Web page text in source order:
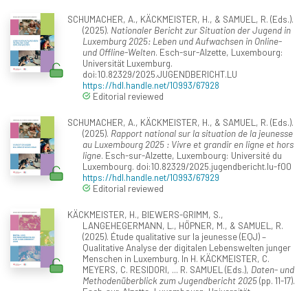
SCHUMACHER, A., KÄCKMEISTER, H., & SAMUEL, R. (Eds.).
(2025). Nationaler Bericht zur Situation der Jugend in
Luxemburg 2025: Leben und Aufwachsen in Online-
und Offline-Welten. Esch-sur-Alzette, Luxembourg:
Universität Luxemburg.
doi:10.82329/2025.JUGENDBERICHT.LU
https://hdl.handle.net/10993/67928
Editorial reviewed
SCHUMACHER, A., KÄCKMEISTER, H., & SAMUEL, R. (Eds.).
(2025). Rapport national sur la situation de la jeunesse
au Luxembourg 2025 : Vivre et grandir en ligne et hors
ligne. Esch-sur-Alzette, Luxembourg: Université du
Luxembourg. doi:10.82329/2025.jugendbericht.lu-f00
https://hdl.handle.net/10993/67929
Editorial reviewed
KÄCKMEISTER, H., BIEWERS-GRIMM, S.,
LANGEHEGERMANN, L., HÖPNER, M., & SAMUEL, R.
(2025). Étude qualitative sur la jeunesse (EQJ) –
Qualitative Analyse der digitalen Lebenswelten junger
Menschen in Luxemburg. In H. KÄCKMEISTER, C.
MEYERS, C. RESIDORI, ... R. SAMUEL (Eds.), Daten- und
Methodenüberblick zum Jugendbericht 2025(pp. 11-17).